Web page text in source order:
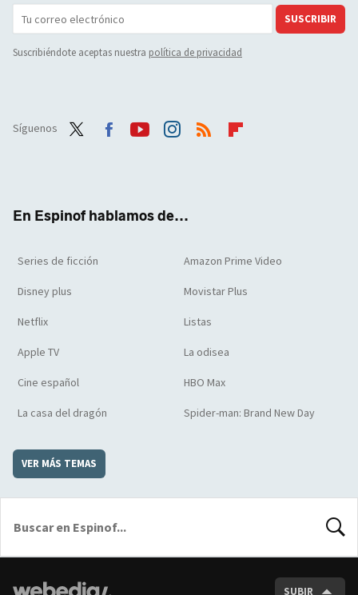
SUSCRIBIR
Suscribiéndote aceptas nuestra política de privacidad
Síguenos
En Espinof hablamos de...
Series de ficción Amazon Prime Video
Disney plus Movistar Plus
Netflix Listas
Apple TV La odisea
Cine español HBO Max
La casa del dragón Spider-man: Brand New Day
VER MÁS TEMAS
SUBIR